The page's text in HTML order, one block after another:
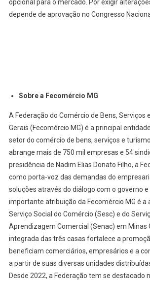
opcional para o mercado. Por exigir
depende de aprovação no Congresso
Sobre a Fecomércio MG
A Federação do Comércio de Bens, Serviços
Gerais (Fecomércio MG) é a principal
setor do comércio de bens, serviços e
abrange mais de 750 mil empresas e 54
presidência de Nadim Elias Donato Filho, a
como porta-voz das demandas do
soluções através do diálogo com o governo
importante atribuição da Fecomércio MG é a
Serviço Social do Comércio (Sesc) e do
Aprendizagem Comercial (Senac) em Minas
integrada das três casas fortalece a
beneficiam comerciários, empresários e a
a partir de suas diversas unidades
Desde 2022, a Federação tem se destacado